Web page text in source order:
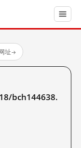
址→
bch144638.